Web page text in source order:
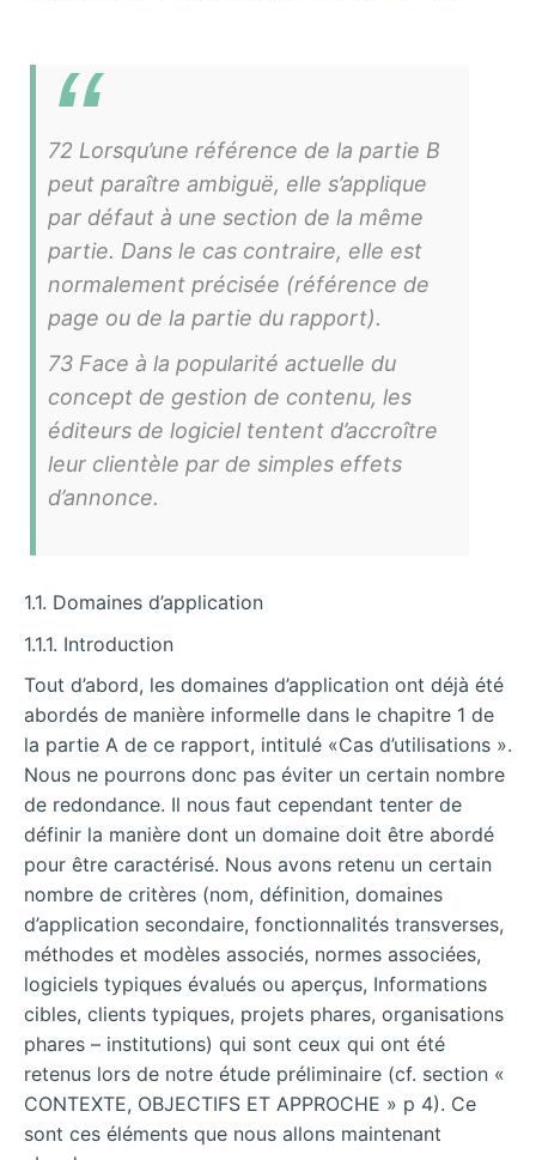
72 Lorsqu’une référence de la partie B
peut paraître ambiguë, elle s’applique
par défaut à une section de la même
partie. Dans le cas contraire, elle est
normalement précisée (référence de
page ou de la partie du rapport).
73 Face à la popularité actuelle du
concept de gestion de contenu, les
éditeurs de logiciel tentent d’accroître
leur clientèle par de simples effets
d’annonce.
1.1. Domaines d’application
1.1.1. Introduction
Tout d’abord, les domaines d’application ont déjà été
abordés de manière informelle dans le chapitre 1 de
la partie A de ce rapport, intitulé «Cas d’utilisations ».
Nous ne pourrons donc pas éviter un certain nombre
de redondance. Il nous faut cependant tenter de
définir la manière dont un domaine doit être abordé
pour être caractérisé. Nous avons retenu un certain
nombre de critères (nom, définition, domaines
d’application secondaire, fonctionnalités transverses,
méthodes et modèles associés, normes associées,
logiciels typiques évalués ou aperçus, Informations
cibles, clients typiques, projets phares, organisations
phares – institutions) qui sont ceux qui ont été
retenus lors de notre étude préliminaire (cf. section «
CONTEXTE, OBJECTIFS ET APPROCHE » p 4). Ce
sont ces éléments que nous allons maintenant